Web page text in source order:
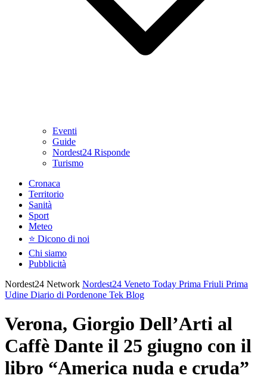
Eventi
Guide
Nordest24 Risponde
Turismo
Cronaca
Territorio
Sanità
Sport
Meteo
⭐ Dicono di noi
Chi siamo
Pubblicità
Nordest24 Network Nordest24 Veneto Today Prima Friuli Prima
Udine Diario di Pordenone Tek Blog
Verona, Giorgio Dell’Arti al
Caffè Dante il 25 giugno con il
libro “America nuda e cruda”